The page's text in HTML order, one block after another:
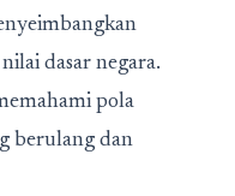
dasar negara.
pola
berulang dan